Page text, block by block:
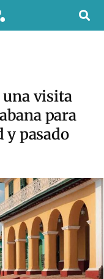
una visita
para
pasado